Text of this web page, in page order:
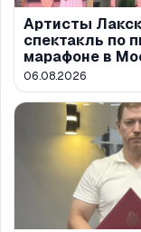
Артисты
спектакль по
марафоне в
06.08.2026